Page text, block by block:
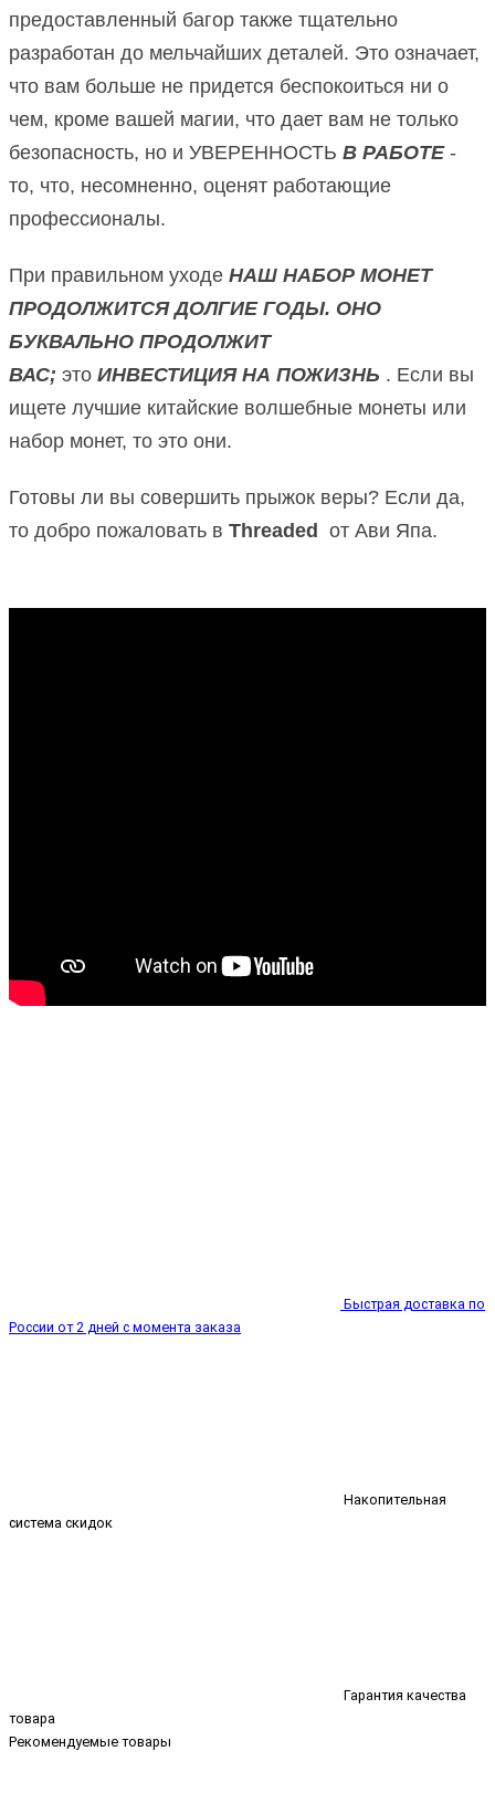
предоставленный багор также тщательно
разработан до мельчайших деталей. Это означает,
что вам больше не придется беспокоиться ни о
чем, кроме вашей магии, что дает вам не только
безопасность, но и УВЕРЕННОСТЬ В РАБОТЕ -
то, что, несомненно, оценят работающие
профессионалы.
При правильном уходе НАШ НАБОР МОНЕТ
ПРОДОЛЖИТСЯ ДОЛГИЕ ГОДЫ. ОНО
БУКВАЛЬНО ПРОДОЛЖИТ
ВАС; это ИНВЕСТИЦИЯ НА ПОЖИЗНЬ . Если вы
ищете лучшие китайские волшебные монеты или
набор монет, то это они.
Готовы ли вы совершить прыжок веры? Если да,
то добро пожаловать в Threaded от Ави Япа.
Быстрая доставка по
России от 2 дней с момента заказа
Накопительная
система скидок
Гарантия качества
товара
Рекомендуемые товары